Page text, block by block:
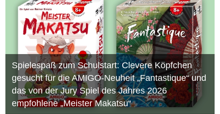
Spielespaß zum Schulstart: Clevere Köpfchen
gesucht für die AMIGO-Neuheit „Fantastique“ und
das von der Jury Spiel des Jahres 2026
empfohlene „Meister Makatsu“